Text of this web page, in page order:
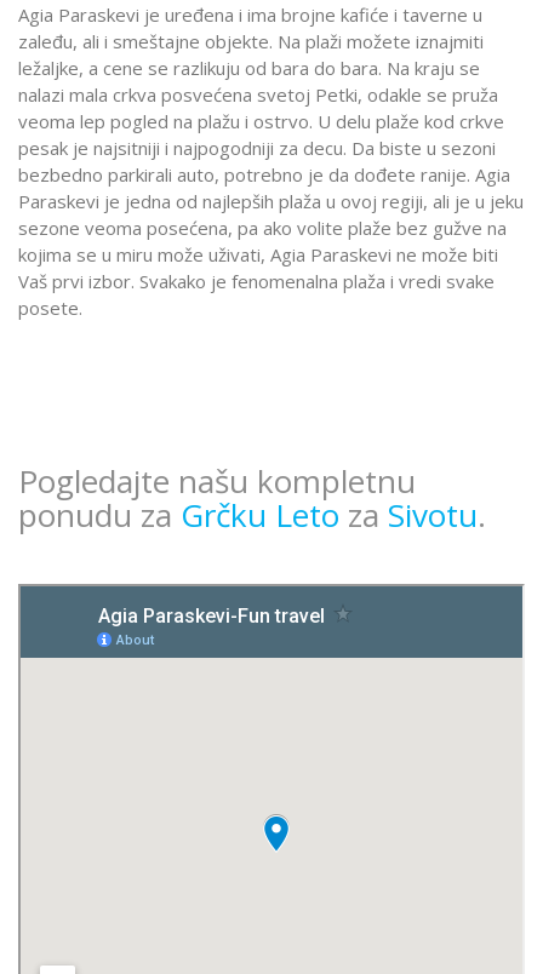
Agia Paraskevi je uređena i ima brojne kafiće i taverne u
zaleđu, ali i smeštajne objekte. Na plaži možete iznajmiti
ležaljke, a cene se razlikuju od bara do bara. Na kraju se
nalazi mala crkva posvećena svetoj Petki, odakle se pruža
veoma lep pogled na plažu i ostrvo. U delu plaže kod crkve
pesak je najsitniji i najpogodniji za decu. Da biste u sezoni
bezbedno parkirali auto, potrebno je da dođete ranije. Agia
Paraskevi je jedna od najlepših plaža u ovoj regiji, ali je u jeku
sezone veoma posećena, pa ako volite plaže bez gužve na
kojima se u miru može uživati, Agia Paraskevi ne može biti
Vaš prvi izbor. Svakako je fenomenalna plaža i vredi svake
posete.
Pogledajte našu kompletnu
ponudu za Grčku Leto za Sivotu.